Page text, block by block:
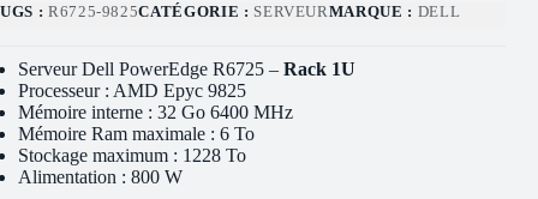
UGS : R6725-9825CATÉGORIE : SERVEURMARQUE : DELL
Serveur Dell PowerEdge R6725 – Rack 1U
Processeur : AMD Epyc 9825
Mémoire interne : 32 Go 6400 MHz
Mémoire Ram maximale : 6 To
Stockage maximum : 1228 To
Alimentation : 800 W